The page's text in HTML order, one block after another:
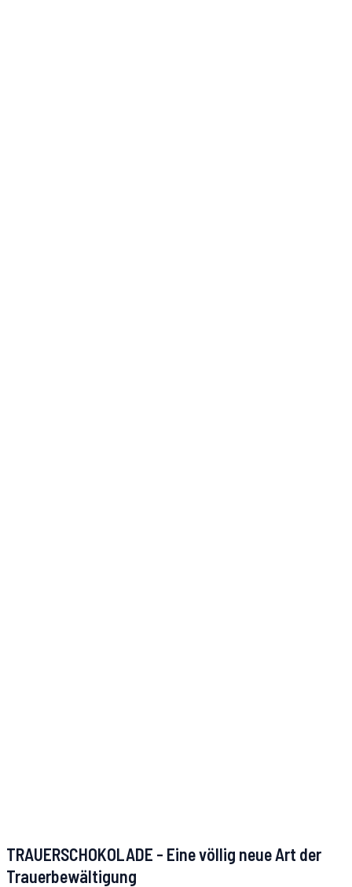
TRAUERSCHOKOLADE - Eine völlig neue Art der
Trauerbewältigung